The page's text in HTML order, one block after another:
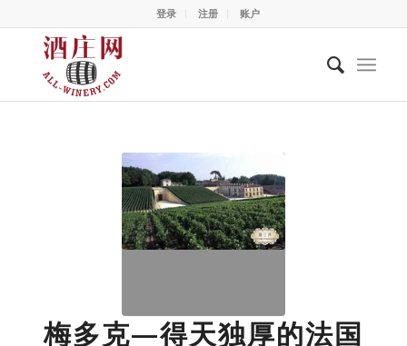
登录 注册 账户
梅多克—得天独厚的法国